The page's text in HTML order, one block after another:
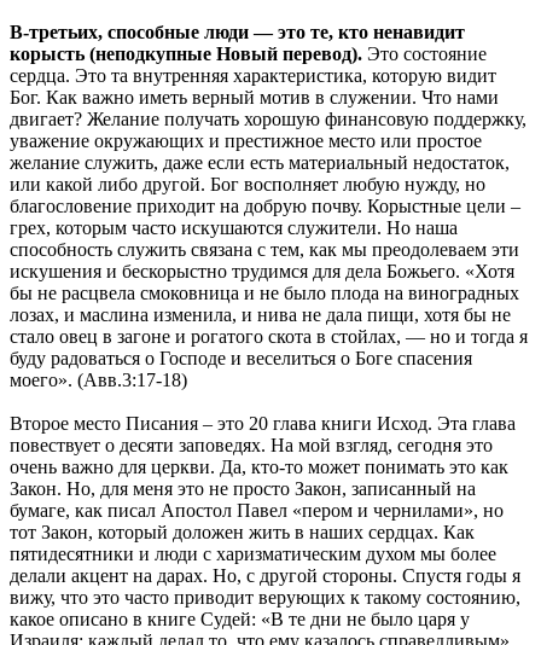
В-третьих, способные люди — это те, кто ненавидит
корысть (неподкупные Новый перевод). Это состояние
сердца. Это та внутренняя характеристика, которую видит
Бог. Как важно иметь верный мотив в служении. Что нами
двигает? Желание получать хорошую финансовую поддержку,
уважение окружающих и престижное место или простое
желание служить, даже если есть материальный недостаток,
или какой либо другой. Бог восполняет любую нужду, но
благословение приходит на добрую почву. Корыстные цели –
грех, которым часто искушаются служители. Но наша
способность служить связана с тем, как мы преодолеваем эти
искушения и бескорыстно трудимся для дела Божьего. «Хотя
бы не расцвела смоковница и не было плода на виноградных
лозах, и маслина изменила, и нива не дала пищи, хотя бы не
стало овец в загоне и рогатого скота в стойлах, — но и тогда я
буду радоваться о Господе и веселиться о Боге спасения
моего». (Авв.3:17-18)
Второе место Писания – это 20 глава книги Исход. Эта глава
повествует о десяти заповедях. На мой взгляд, сегодня это
очень важно для церкви. Да, кто-то может понимать это как
Закон. Но, для меня это не просто Закон, записанный на
бумаге, как писал Апостол Павел «пером и чернилами», но
тот Закон, который доложен жить в наших сердцах. Как
пятидесятники и люди с харизматическим духом мы более
делали акцент на дарах. Но, с другой стороны. Спустя годы я
вижу, что это часто приводит верующих к такому состоянию,
какое описано в книге Судей: «В те дни не было царя у
Израиля; каждый делал то, что ему казалось справедливым»